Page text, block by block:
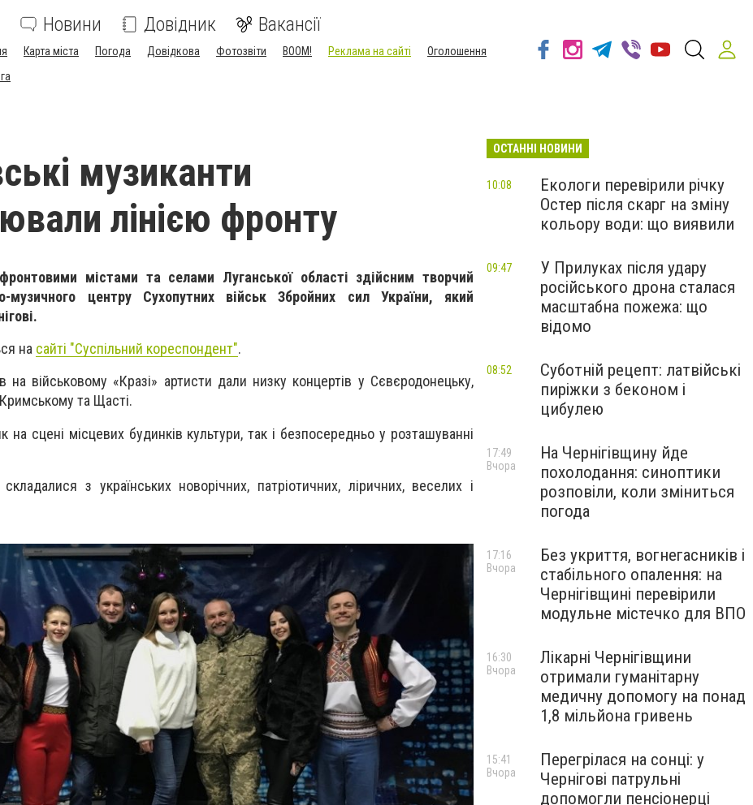
Новини Довідник Вакансії
Карта міста Погода Довідкова Фотозвіти BOOM! Реклама на сайті
Оголошення
музиканти
лінією фронту
містами та селами Луганської області здійсним творчий
музичного центру Сухопутних військ Збройних сил України, який
на сайті "Суспільний кореспондент".
на військовому «Кразі» артисти дали низку концертів у Сєвєродонецьку,
Кримському та Щасті.
на сцені місцевих будинків культури, так і безпосередньо у розташуванні
з українських новорічних, патріотичних, ліричних, веселих і
ОСТАННІ НОВИНИ
Екологи перевірили річку
Остер після скарг на зміну
кольору води: що виявили
10:08
У Прилуках після удару
російського дрона сталася
масштабна пожежа: що
відомо
09:47
Суботній рецепт: латвійські
пиріжки з беконом і
цибулею
08:52
На Чернігівщину йде
похолодання: синоптики
розповіли, коли зміниться
погода
17:49
Вчора
Без укриття, вогнегасників і
стабільного опалення: на
Чернігівщині перевірили
модульне містечко для ВПО
17:16
Вчора
Лікарні Чернігівщини
отримали гуманітарну
медичну допомогу на понад
1,8 мільйона гривень
16:30
Вчора
Перегрілася на сонці: у
Чернігові патрульні
допомогли пенсіонерці
15:41
Вчора